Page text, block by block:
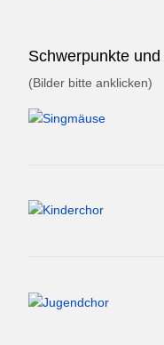
Schwerpunkte
(Bilder bitte anklicken)